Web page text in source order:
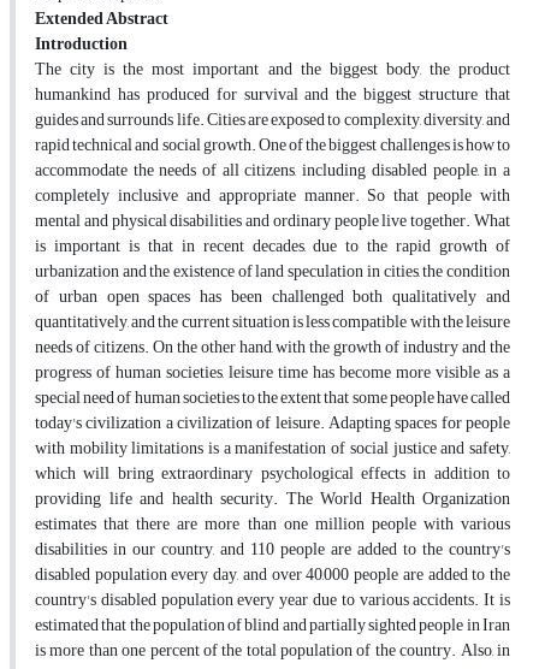
Extended Abstract
Introduction
The city is the most important and the biggest body, the product
humankind has produced for survival and the biggest structure that
guides and surrounds life. Cities are exposed to complexity, diversity, and
rapid technical and social growth. One of the biggest challenges is how to
accommodate the needs of all citizens, including disabled people, in a
completely inclusive and appropriate manner. So that people with
mental and physical disabilities and ordinary people live together. What
is important is that in recent decades, due to the rapid growth of
urbanization and the existence of land speculation in cities, the condition
of urban open spaces has been challenged both qualitatively and
quantitatively, and the current situation is less compatible with the leisure
needs of citizens. On the other hand, with the growth of industry and the
progress of human societies, leisure time has become more visible as a
special need of human societies to the extent that some people have called
today's civilization a civilization of leisure. Adapting spaces for people
with mobility limitations is a manifestation of social justice and safety,
which will bring extraordinary psychological effects in addition to
providing life and health security. The World Health Organization
estimates that there are more than one million people with various
disabilities in our country, and 110 people are added to the country's
disabled population every day, and over 40,000 people are added to the
country's disabled population every year due to various accidents. It is
estimated that the population of blind and partially sighted people in Iran
is more than one percent of the total population of the country. Also, in